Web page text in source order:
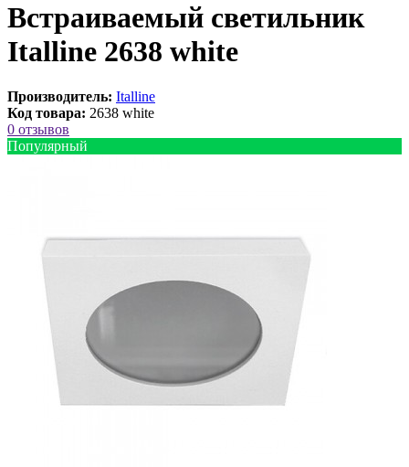
Встраиваемый светильник
Italline 2638 white
Производитель: Italline
Код товара: 2638 white
0 отзывов
Популярный